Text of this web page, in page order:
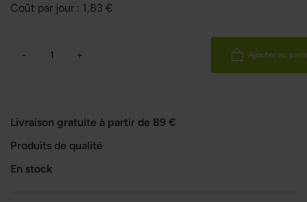
Coût par jour : 1,83 €
- + Ajouter au
Livraison gratuite à partir de 89 €
Produits de qualité
En stock